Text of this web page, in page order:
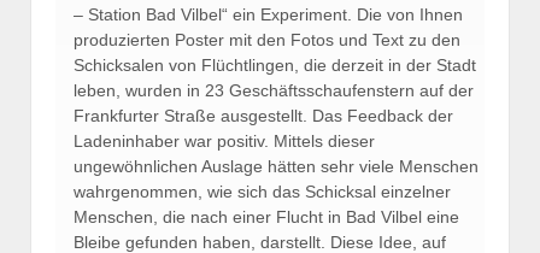
– Station Bad Vilbel“ ein Experiment. Die von Ihnen
produzierten Poster mit den Fotos und Text zu den
Schicksalen von Flüchtlingen, die derzeit in der Stadt
leben, wurden in 23 Geschäftsschaufenstern auf der
Frankfurter Straße ausgestellt. Das Feedback der
Ladeninhaber war positiv. Mittels dieser
ungewöhnlichen Auslage hätten sehr viele Menschen
wahrgenommen, wie sich das Schicksal einzelner
Menschen, die nach einer Flucht in Bad Vilbel eine
Bleibe gefunden haben, darstellt. Diese Idee, auf